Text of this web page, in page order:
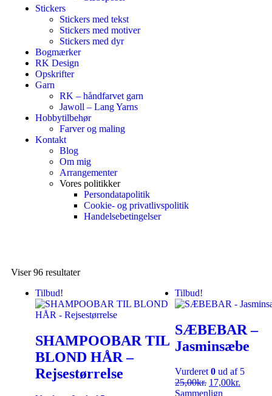
Stickers
Stickers med tekst
Stickers med motiver
Stickers med dyr
Bogmærker
RK Design
Opskrifter
Garn
RK – håndfarvet garn
Jawoll – Lang Yarns
Hobbytilbehør
Farver og maling
Kontakt
Blog
Om mig
Arrangementer
Vores politikker
Persondatapolitik
Cookie- og privatlivspolitik
Handelsebetingelser
Viser 96 resultater
Tilbud!
SHAMPOOBAR TIL
BLOND HÅR –
Rejsestørrelse
Tilbud!
SÆBEBAR –
Jasminsæbe
Vurderet0 ud af 5
25,00kr. 17,00kr.
Sammenlign